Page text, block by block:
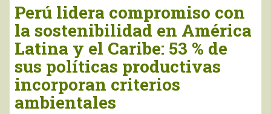
Perú lidera compromiso con
la sostenibilidad en América
Latina y el Caribe: 53 % de
sus políticas productivas
incorporan criterios
ambientales